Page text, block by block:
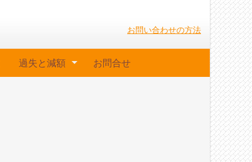
お問い合わせの方法
過失と減額 お問合せ